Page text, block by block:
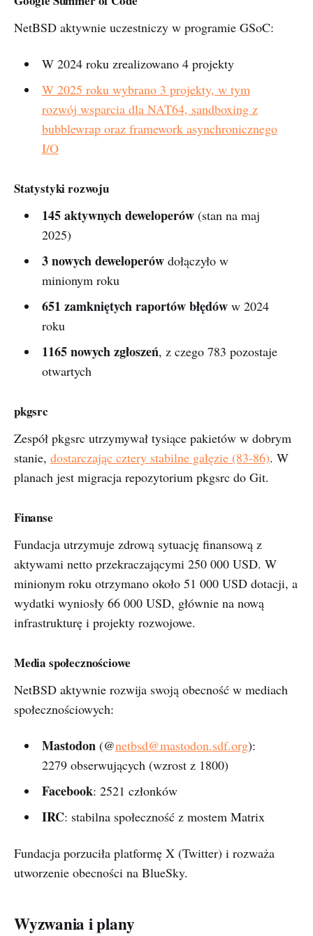
NetBSD aktywnie uczestniczy w programie GSoC:
W 2024 roku zrealizowano 4 projekty
W 2025 roku wybrano 3 projekty, w tym
rozwój wsparcia dla NAT64, sandboxing z
bubblewrap oraz framework asynchronicznego
I/O
Statystyki rozwoju
145 aktywnych deweloperów(stan na maj
2025)
3 nowych deweloperówdołączyło w
minionym roku
651 zamkniętych raportów błędóww 2024
roku
1165 nowych zgłoszeń, z czego 783 pozostaje
otwartych
pkgsrc
Zespół pkgsrc utrzymywał tysiące pakietów w dobrym
stanie, dostarczając cztery stabilne gałęzie (83-86). W
planach jest migracja repozytorium pkgsrc do Git.
Finanse
Fundacja utrzymuje zdrową sytuację finansową z
aktywami netto przekraczającymi 250 000 USD. W
minionym roku otrzymano około 51 000 USD dotacji, a
wydatki wyniosły 66 000 USD, głównie na nową
infrastrukturę i projekty rozwojowe.
Media społecznościowe
NetBSD aktywnie rozwija swoją obecność w mediach
społecznościowych:
Mastodon (@netbsd@mastodon.sdf.org):
2279 obserwujących (wzrost z 1800)
Facebook: 2521 członków
IRC: stabilna społeczność z mostem Matrix
Fundacja porzuciła platformę X (Twitter) i rozważa
utworzenie obecności na BlueSky.
Wyzwania i plany